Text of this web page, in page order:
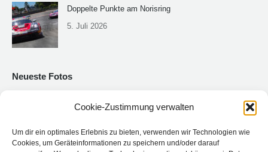
Cookie-Zustimmung verwalten
Um dir ein optimales Erlebnis zu bieten, verwenden wir Technologien wie
Cookies, um Geräteinformationen zu speichern und/oder darauf
Doppelte Punkte am Norisring
5. Juli 2026
Neueste Fotos